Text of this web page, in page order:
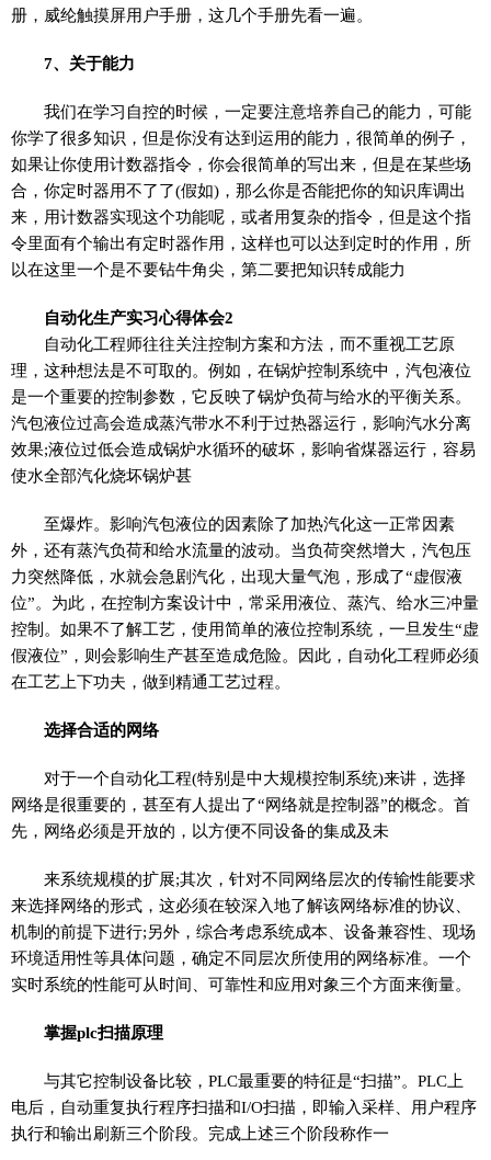
册，威纶触摸屏用户手册，这几个手册先看一遍。
7、关于能力
我们在学习自控的时候，一定要注意培养自己的能力，可能
你学了很多知识，但是你没有达到运用的能力，很简单的例子，
如果让你使用计数器指令，你会很简单的写出来，但是在某些场
合，你定时器用不了了(假如)，那么你是否能把你的知识库调出
来，用计数器实现这个功能呢，或者用复杂的指令，但是这个指
令里面有个输出有定时器作用，这样也可以达到定时的作用，所
以在这里一个是不要钻牛角尖，第二要把知识转成能力
自动化生产实习心得体会2
自动化工程师往往关注控制方案和方法，而不重视工艺原
理，这种想法是不可取的。例如，在锅炉控制系统中，汽包液位
是一个重要的控制参数，它反映了锅炉负荷与给水的平衡关系。
汽包液位过高会造成蒸汽带水不利于过热器运行，影响汽水分离
效果;液位过低会造成锅炉水循环的破坏，影响省煤器运行，容易
使水全部汽化烧坏锅炉甚
至爆炸。影响汽包液位的因素除了加热汽化这一正常因素
外，还有蒸汽负荷和给水流量的波动。当负荷突然增大，汽包压
力突然降低，水就会急剧汽化，出现大量气泡，形成了“虚假液
位”。为此，在控制方案设计中，常采用液位、蒸汽、给水三冲量
控制。如果不了解工艺，使用简单的液位控制系统，一旦发生“虚
假液位”，则会影响生产甚至造成危险。因此，自动化工程师必须
在工艺上下功夫，做到精通工艺过程。
选择合适的网络
对于一个自动化工程(特别是中大规模控制系统)来讲，选择
网络是很重要的，甚至有人提出了“网络就是控制器”的概念。首
先，网络必须是开放的，以方便不同设备的集成及未
来系统规模的扩展;其次，针对不同网络层次的传输性能要求
来选择网络的形式，这必须在较深入地了解该网络标准的协议、
机制的前提下进行;另外，综合考虑系统成本、设备兼容性、现场
环境适用性等具体问题，确定不同层次所使用的网络标准。一个
实时系统的性能可从时间、可靠性和应用对象三个方面来衡量。
掌握plc扫描原理
与其它控制设备比较，PLC最重要的特征是“扫描”。PLC上
电后，自动重复执行程序扫描和I/O扫描，即输入采样、用户程序
执行和输出刷新三个阶段。完成上述三个阶段称作一